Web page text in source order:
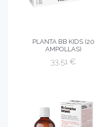
PLANTA BB KIDS (20
AMPOLLAS)
33,51 €